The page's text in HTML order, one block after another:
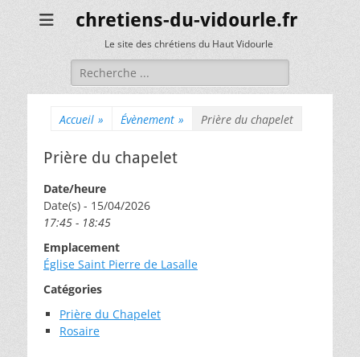
chretiens-du-vidourle.fr
Le site des chrétiens du Haut Vidourle
Rechercher :
Accueil » Évènement » Prière du chapelet
Prière du chapelet
Date/heure
Date(s) - 15/04/2026
17:45 - 18:45
Emplacement
Église Saint Pierre de Lasalle
Catégories
Prière du Chapelet
Rosaire